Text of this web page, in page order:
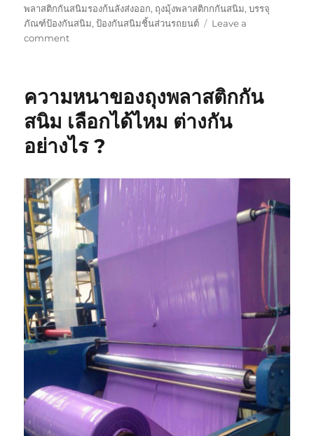
พลาสติกกันสนิมรองก้นลังส่งออก, ถุงมุ้งพลาสติกกกันสนิม,บรรจุ
ภัณฑ์ป้องกันสนิม,ป้องกันสนิมชิ้นส่วนรถยนต์
Leave a
commenton
ก็
กว่า
น้ำมัน
ความหนาของถุงพลาสติกกัน
สนิม เลือกได้ไหม ต่างกัน
อย่างไร ?